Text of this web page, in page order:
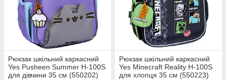
Рюкзак шкільний каркасний
Yes Pusheen Summer H-100S
для дівчини 35 см (550202)
Рюкзак шкільний каркасний
Yes Minecraft Reality H-100S
для хлопця 35 см (550223)